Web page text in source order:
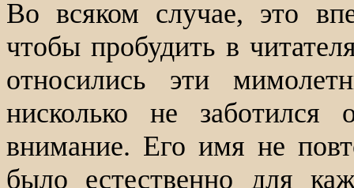
Во всяком случае, это
чтобы пробудить в
относились эти
нисколько не
внимание. Его имя не
было естественно для